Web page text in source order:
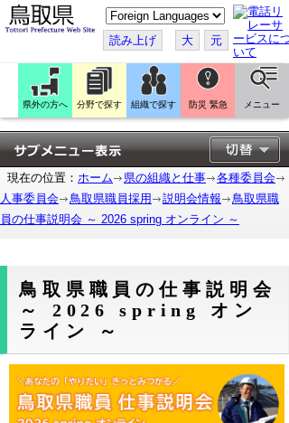
こ
の
ペ
ー
ジ
翻
訳
す
る
読み上げ 大 元
県外の方へ 分野で探す 組織で探す 防災 緊急 メニュー
現在の位置： ホーム 県の組織と仕事
各種委員会
人事委員会
鳥取県職員採用 説明会情報
鳥取県職
員の仕事説明会 ～ 2026 spring オンライン ～
鳥取県職員の仕事説明会
～ 2026 spring オン
ライン ～